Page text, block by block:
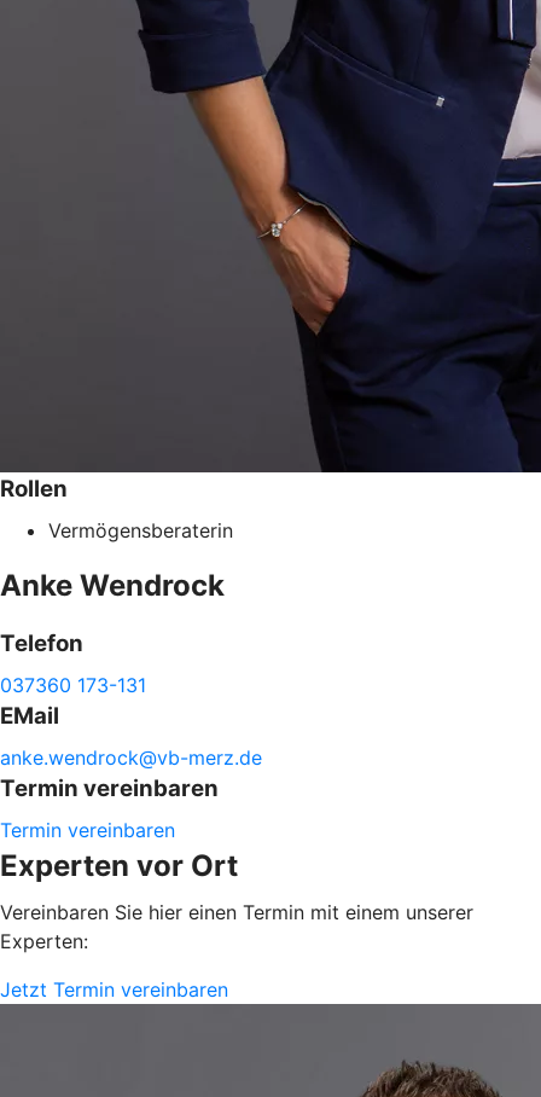
Rollen
Vermögensberaterin
Anke Wendrock
Telefon
037360 173-131
EMail
anke.wendrock@vb-merz.de
Termin vereinbaren
Termin vereinbaren
Experten vor Ort
Vereinbaren Sie hier einen Termin mit einem unserer
Experten:
Jetzt Termin vereinbaren